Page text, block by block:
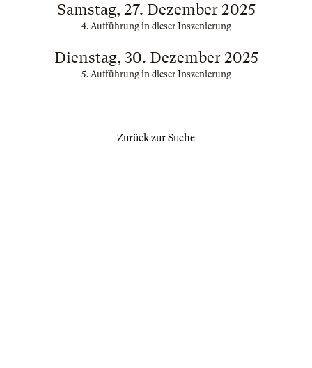
Samstag, 27. Dezember 2025
4. Aufführung in dieser Inszenierung
Dienstag, 30. Dezember 2025
5. Aufführung in dieser Inszenierung
Zurück zur Suche